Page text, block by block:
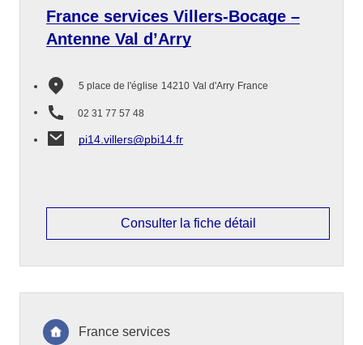
France services Villers-Bocage –
Antenne Val d’Arry
5 place de l'église 14210 Val d'Arry France
02 31 77 57 48
pi14.villers@pbi14.fr
Consulter la fiche détail
France services